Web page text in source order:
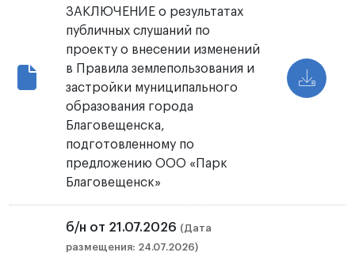
ЗАКЛЮЧЕНИЕ о результатах
публичных слушаний по
проекту о внесении изменений
в Правила землепользования и
застройки муниципального
образования города
Благовещенска,
подготовленному по
предложению ООО «Парк
Благовещенск»
б/н от 21.07.2026 (Дата
размещения: 24.07.2026)